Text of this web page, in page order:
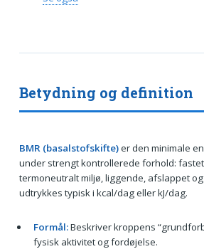
Betydning og definition
BMR (basalstofskifte)er den minimale
under strengt kontrollerede forhold:
termoneutralt miljø, liggende, afslappet og
udtrykkes typisk i kcal/dag eller kJ/dag.
Formål:Beskriver kroppens
fysisk aktivitet og fordøjelse.